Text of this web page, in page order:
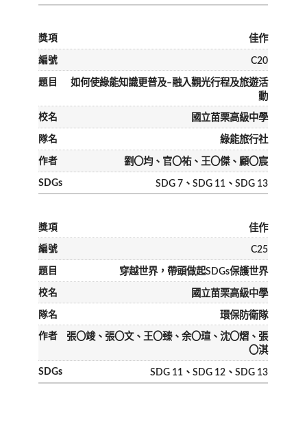
佳作
C20
如何使綠能知識更普及–融入觀光行程及旅遊活
動
國立苗栗高級中學
綠能旅行社
劉〇均、官〇祐、王〇傑、顧〇宸
SDG 7、SDG 11、SDG 13
佳作
C25
穿越世界，帶頭做起SDGs保護世界
國立苗栗高級中學
環保防衛隊
張〇竣、張〇文、王〇臻、余〇瑄、沈〇熠、張
〇淇
SDG 11、SDG 12、SDG 13